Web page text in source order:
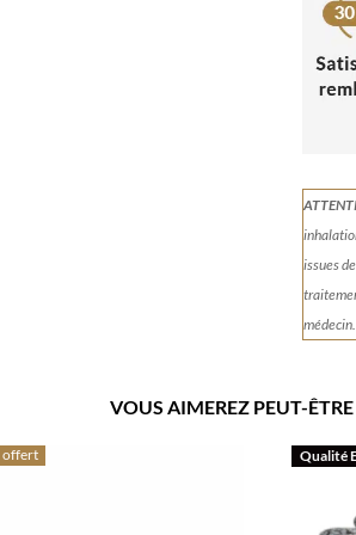
issues
médecin.
VOUS AIMEREZ PEUT-
offert Qualité